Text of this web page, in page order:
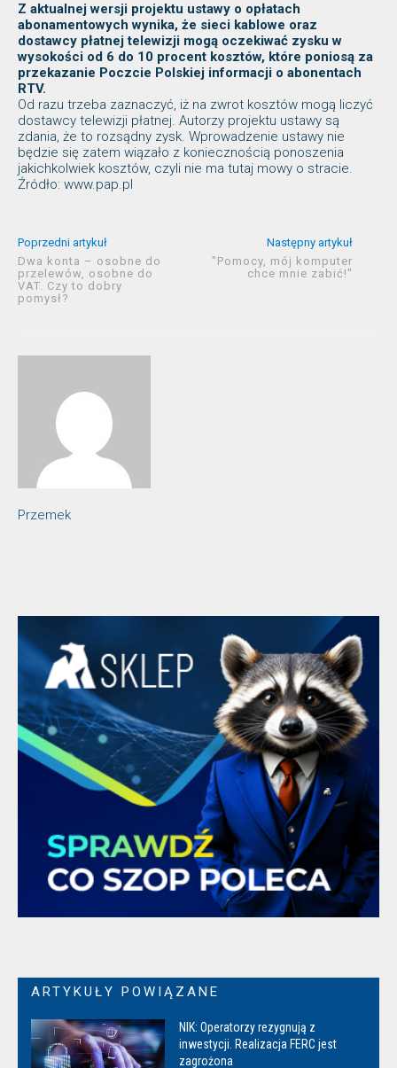
Z aktualnej wersji projektu ustawy o opłatach
abonamentowych wynika, że sieci kablowe oraz
dostawcy płatnej telewizji mogą oczekiwać zysku w
wysokości od 6 do 10 procent kosztów, które poniosą za
przekazanie Poczcie Polskiej informacji o abonentach
RTV.
Od razu trzeba zaznaczyć, iż na zwrot kosztów mogą liczyć
dostawcy telewizji płatnej. Autorzy projektu ustawy są
zdania, że to rozsądny zysk. Wprowadzenie ustawy nie
będzie się zatem wiązało z koniecznością ponoszenia
jakichkolwiek kosztów, czyli nie ma tutaj mowy o stracie.
Źródło: www.pap.pl
Poprzedni artykuł
Dwa konta – osobne do
przelewów, osobne do
VAT. Czy to dobry
pomysł?
Następny artykuł
"Pomocy, mój komputer
chce mnie zabić!"
Przemek
ARTYKUŁY POWIĄZANE
NIK: Operatorzy rezygnują z
inwestycji. Realizacja FERC jest
zagrożona